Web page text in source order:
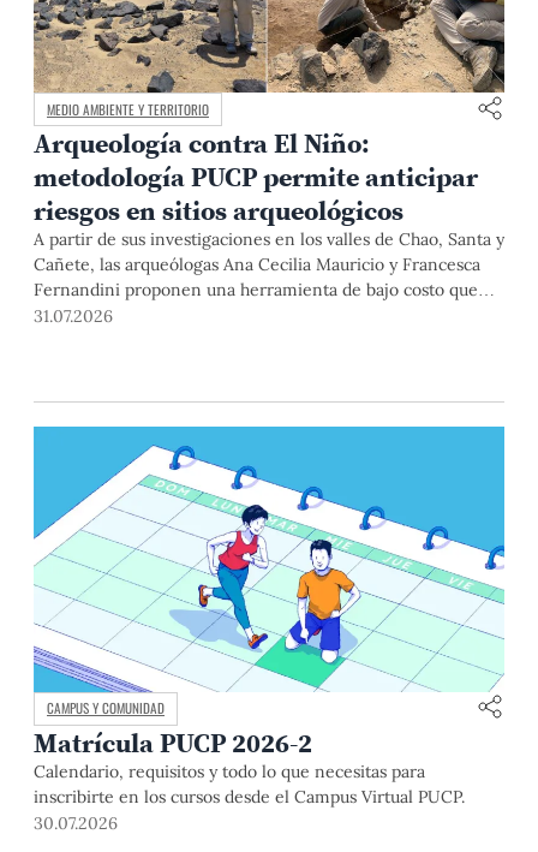
MEDIO AMBIENTE Y TERRITORIO
Arqueología contra El Niño:
metodología PUCP permite anticipar
riesgos en sitios arqueológicos
A partir de sus investigaciones en los valles de Chao, Santa y
Cañete, las arqueólogas Ana Cecilia Mauricio y Francesca
Fernandini proponen una herramienta de bajo costo que
combina datos abiertos, mapas, sistemas de información
31.07.2026
CAMPUS Y COMUNIDAD
Matrícula PUCP 2026-2
Calendario, requisitos y todo lo que necesitas para
inscribirte en los cursos desde el Campus Virtual PUCP.
30.07.2026